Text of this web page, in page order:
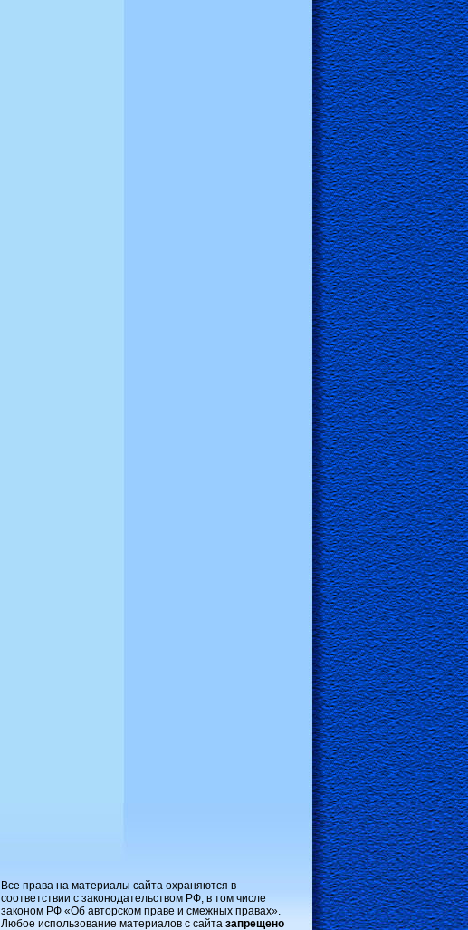
Все права на материалы сайта охраняются в
соответствии с законодательством РФ, в том числе
законом РФ «Об авторском праве и смежных правах».
Любое использование материалов с сайта запрещено